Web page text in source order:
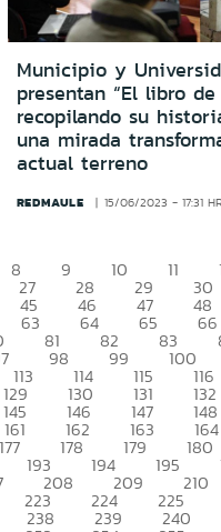
Municipio y
presentan “El libro
recopilando su
una mirada
actual terreno
REDMAULE 15/06/2023 - 17:31
8 9 10 11
27 28 29 30
45 46 47 48
63 64 65 66
81 82 83
98 99 100
113 114 115 116
129 130 131 132
145 146 147 148
161 162 163 164
177 178 179 180
193 194 195
208 209 210
223 224 225
238 239 240